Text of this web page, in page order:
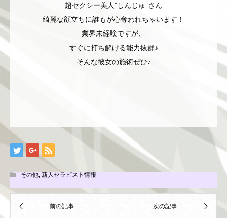
超セクシー美人”しんじゅ”さん
綺麗な顔立ちに誰もが心奪われちゃいます！
業界未経験ですが、
すぐに打ち解ける能力抜群♪
そんな彼女の施術ぜひ♪
その他 新人セラピスト情報